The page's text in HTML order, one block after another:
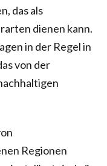
das als
dienen kann.
in der Regel in
von der
Regionen